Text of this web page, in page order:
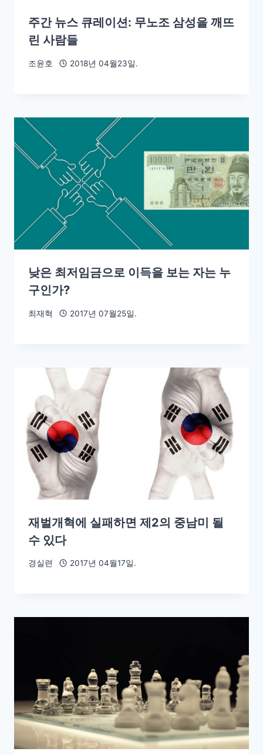
주간 뉴스 큐레이션: 무노조 삼성을 깨뜨
린 사람들
조윤호 2018년 04월23일.
낮은 최저임금으로 이득을 보는 자는 누
구인가?
최재혁 2017년 07월25일.
재벌개혁에 실패하면 제2의 중남미 될
수 있다
경실련 2017년 04월17일.